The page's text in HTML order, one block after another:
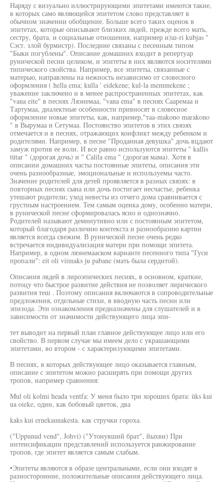
Наряду с визуально иллюстрирующими эпитетами имеются такие,
в которых само являющейся эпитетом слово представляет в
обычном значении обобщение. Больше всего таких оценок в
эпитетах, которые описывают близких лвдей, прежде всего мать,
сестру, брата, и социальные отношения, например и)ш-ri kubjas "
Сэст. злой бурмистр). Последние связаны с песенным типом
"Быки погублены". Описание домашних входит в репертуар
рунической песни целиком, и эпитеты в них являются носителями
типического свойства. Например, все эпитеты, связанные с
матерью, направлены на нежность независимо от словесного
оформления ( hella ema; kulla ' eidekene; kul-la memmekene ;
уважение заключено и в менее распространенных эпитетах, как
"vana eite" в песнях Ляэнемаа, "vana ema" в песнях Сааремаа и
Тартумаа, диалектные особенности привносят в словесное
оформление новые эпитеты, как, например,"таа-makono marakono
" в Вырумаа и Сетумаа. Постоянство эпитетов в этих связях
отмечается и в песнях, отражающих конфликт между ребенком и
родителями. Например, в песне "Проданная девушка" дочь вцдают
замуж против ее воли. И все равно используются эпитеты " kallis
tütar " (дорогая дочь) и " Calila ema " (дорогая мама). Хотя в
описании домашних часты постоянные эпитеты, описания эти
очень разнообразные, эмоциональные и используемы часто.
Значение родителей для детей проявляется в разных связях: в
повторных песнях сына или дочь постигает несчастье, ребенка
утешают родители; уход невесты из отчего дома сравнивается с
грустным настроением. Тем самым оценка дому, особенно матери,
в рунической песне сформировалась ясно и однозначно.
Родителей называют деминутивно или с постоянным эпитетом,
который благодаря различию контекста и разнообразию картин
является всегда свежим. В рунической песне очень редко
встречается индивидуализация матери при помощи эпитета.
Например, в одном ляэнемааском варианте песенного типа "Гуси
пропали": eit oli viimaks ju pabane (мать была сердитой).
Описания лвдей в лироэпических песнях, в основном, краткие,
потоцу что быстрое развитие действия не позволяет лирического
развития теш . Поэтому описания включаются в сопроводительные
предложения, отдельные стихи, в вводную часть песни или
эпизода. Эти ознакомления предназначены для слушателей и в
зависимости от значимости действующего лица эпи-
тет выводит на первый план главное действующее лицо или его
свойство. В первом случае мы имеем дело с украшающими
эпитетами, во втором - с характеризующими эпитетами.
В песнях, в которых действующее лицо оказывается главным,
описание с эпитетом можно расширять при помощи других
тропов, например сравнения:
Mul oli kolmi heada ventfa: У меня было три хороших брата: üks kui
ua oieke, один, как бобовый цветок, два
kaks kui ernekaunakesta. как стручки гороха.
("Uppunud vend", Johvi) ("Утонувший брат", йыхви) При
интенсификации представлений используется ранжирование
тропов, где эпитет является самым слабым.
•Эпитеты являются в образе центральными, если они входят в
разносторонние, положительные описания действующего лица.